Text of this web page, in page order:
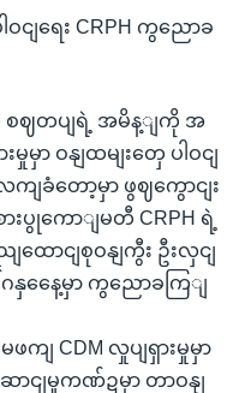
ါဝငျရေး CRPH ကွညောခ
တဲ့ စဈတပျရဲ့ အမိန့ျကို အ
မှာ ဝနျထမျးတှေ ပါဝငျ
ျခံတော့မှာ ဖွဈကွောငျး
ပွုကောျမတီ CRPH ရဲ့
ောငျစုဝနျကွီး ဦးလှငျ
နေေ့မှာ ကွညောခကြျ
ျ CDM လှုပျရှားမှုမှာ
ောငျမှုကဏ်ဍမှာ တာဝနျ